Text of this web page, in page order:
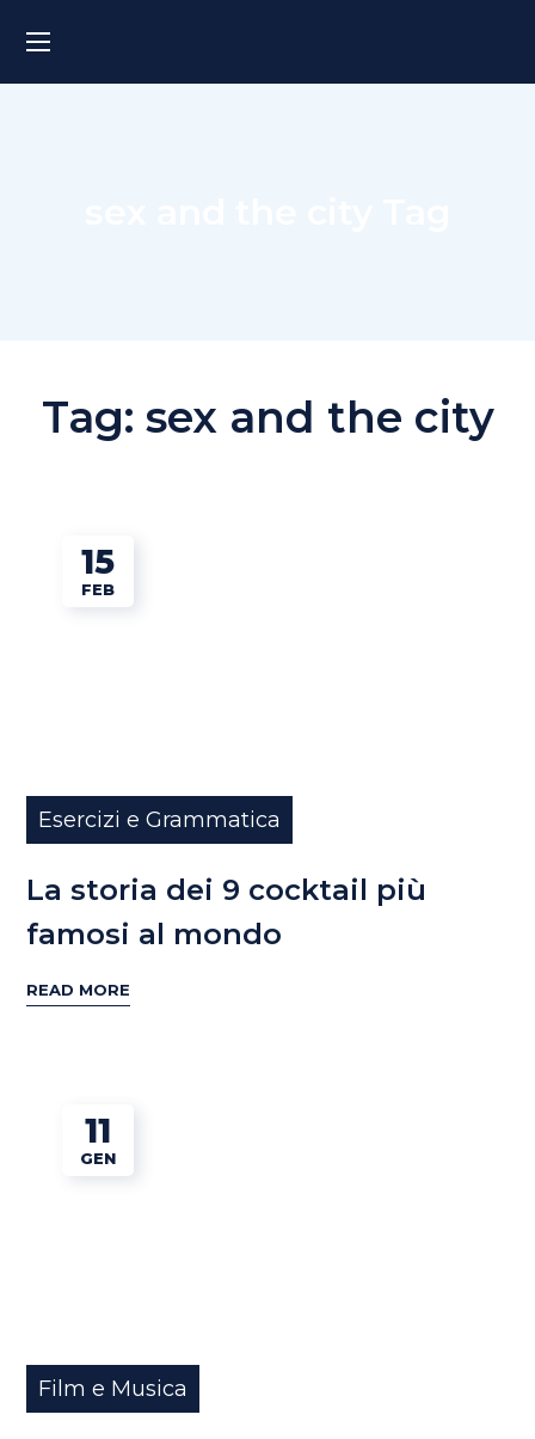
Tag: sex and the city
15
FEB
Esercizi e Grammatica
La storia dei 9 cocktail più
famosi al mondo
READ MORE
11
GEN
Film e Musica